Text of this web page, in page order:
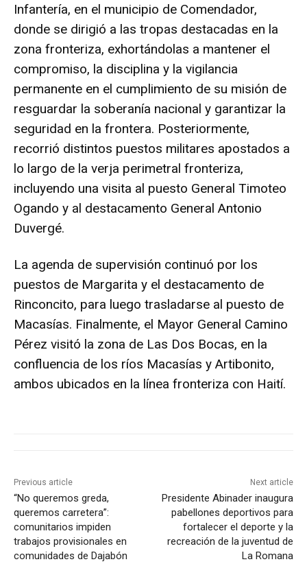
Infantería, en el municipio de Comendador,
donde se dirigió a las tropas destacadas en la
zona fronteriza, exhortándolas a mantener el
compromiso, la disciplina y la vigilancia
permanente en el cumplimiento de su misión de
resguardar la soberanía nacional y garantizar la
seguridad en la frontera. Posteriormente,
recorrió distintos puestos militares apostados a
lo largo de la verja perimetral fronteriza,
incluyendo una visita al puesto General Timoteo
Ogando y al destacamento General Antonio
Duvergé.
La agenda de supervisión continuó por los
puestos de Margarita y el destacamento de
Rinconcito, para luego trasladarse al puesto de
Macasías. Finalmente, el Mayor General Camino
Pérez visitó la zona de Las Dos Bocas, en la
confluencia de los ríos Macasías y Artibonito,
ambos ubicados en la línea fronteriza con Haití.
Previous article
“No queremos greda,
queremos carretera”:
comunitarios impiden
trabajos provisionales en
comunidades de Dajabón
Next article
Presidente Abinader inaugura
pabellones deportivos para
fortalecer el deporte y la
recreación de la juventud de
La Romana